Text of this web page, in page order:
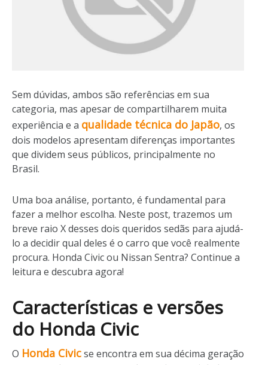
Sem dúvidas, ambos são referências em sua
categoria, mas apesar de compartilharem muita
experiência e a qualidade técnica do Japão, os
dois modelos apresentam diferenças importantes
que dividem seus públicos, principalmente no
Brasil.
Uma boa análise, portanto, é fundamental para
fazer a melhor escolha. Neste post, trazemos um
breve raio X desses dois queridos sedãs para ajudá-
lo a decidir qual deles é o carro que você realmente
procura. Honda Civic ou Nissan Sentra? Continue a
leitura e descubra agora!
Características e versões
do Honda Civic
O Honda Civicse encontra em sua décima geração